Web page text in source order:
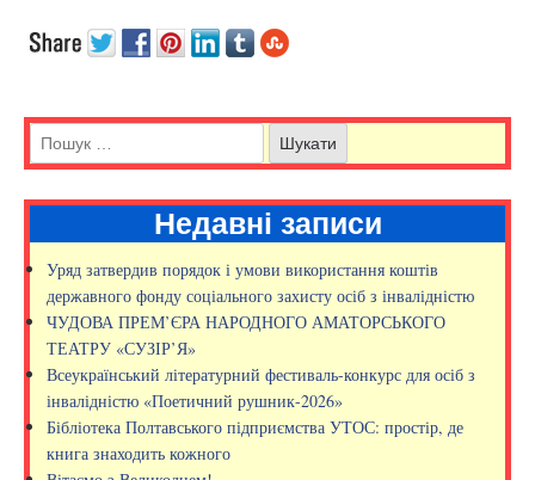
Недавні записи
Уряд затвердив порядок і умови використання коштів
державного фонду соціального захисту осіб з інвалідністю
ЧУДОВА ПРЕМ’ЄРА НАРОДНОГО АМАТОРСЬКОГО
ТЕАТРУ «СУЗІР’Я»
Всеукраїнський літературний фестиваль-конкурс для осіб з
інвалідністю «Поетичний рушник-2026»
Бібліотека Полтавського підприємства УТОС: простір, де
книга знаходить кожного